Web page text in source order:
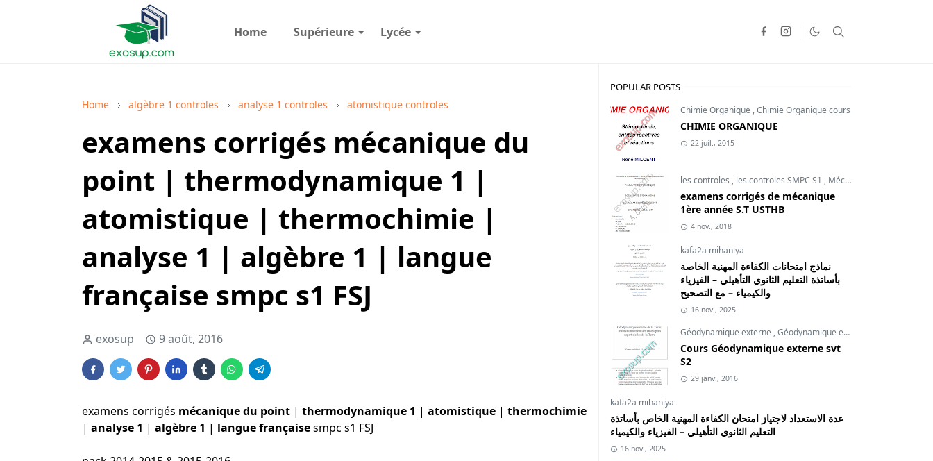
Home Supérieure Lycée
Home algèbre 1 controles analyse 1 controles atomistique controles
examens corrigés mécanique du
point | thermodynamique 1 |
atomistique | thermochimie |
analyse 1 | algèbre 1 | langue
française smpc s1 FSJ
exosup 9 août, 2016
examens corrigés mécanique du point | thermodynamique 1 | atomistique | thermochimie
| analyse 1 | algèbre 1 | langue françaisesmpc s1 FSJ
POPULAR POSTS
Chimie Organique ,Chimie Organique cours
CHIMIE ORGANIQUE
22 juil., 2015
les controles , les controles SMPC S1 , Mécanique du point
examens corrigés de mécanique
1ère année S.T USTHB
4 nov., 2018
kafa2a mihaniya
نماذج امتحانات الكفاءة المهنية الخاصة
بأساتذة التعليم الثانوي التأهيلي – الفيزياء
والكيمياء – مع التصحيح
16 nov., 2025
Géodynamique externe ,Géodynamique externe cours
Cours Géodynamique externe svt
S2
29 janv., 2016
kafa2a mihaniya
عدة الاستعداد لاجتياز امتحان الكفاءة المهنية الخاص بأساتذة
التعليم الثانوي التأهيلي – الفيزياء والكيمياء
16 nov., 2025